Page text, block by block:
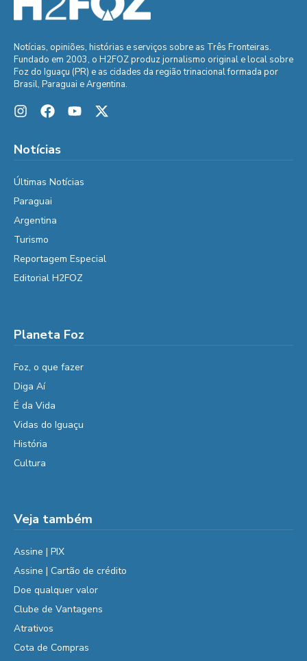
Notícias, opiniões, histórias e serviços sobre as Três Fronteiras.
Fundado em 2003, o H2FOZ produz jornalismo original e local sobre
Foz do Iguaçu (PR) e as cidades da região trinacional formada por
Brasil, Paraguai e Argentina.
Notícias
Últimas Notícias
Paraguai
Argentina
Turismo
Reportagem Especial
Editorial H2FOZ
Planeta Foz
Foz, o que fazer
Diga Aí
É da Vida
Vidas do Iguaçu
História
Cultura
Veja também
Assine | PIX
Assine | Cartão de crédito
Doe qualquer valor
Clube de Vantagens
Atrativos
Cota de Compras